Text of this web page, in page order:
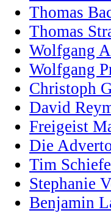
Thomas
Thomas
Wolfgang
Wolfgang
Christoph
David
Freigeist
Die
Tim
Stephanie
Benjamin